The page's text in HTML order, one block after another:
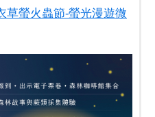
草螢火蟲節-螢光漫遊微